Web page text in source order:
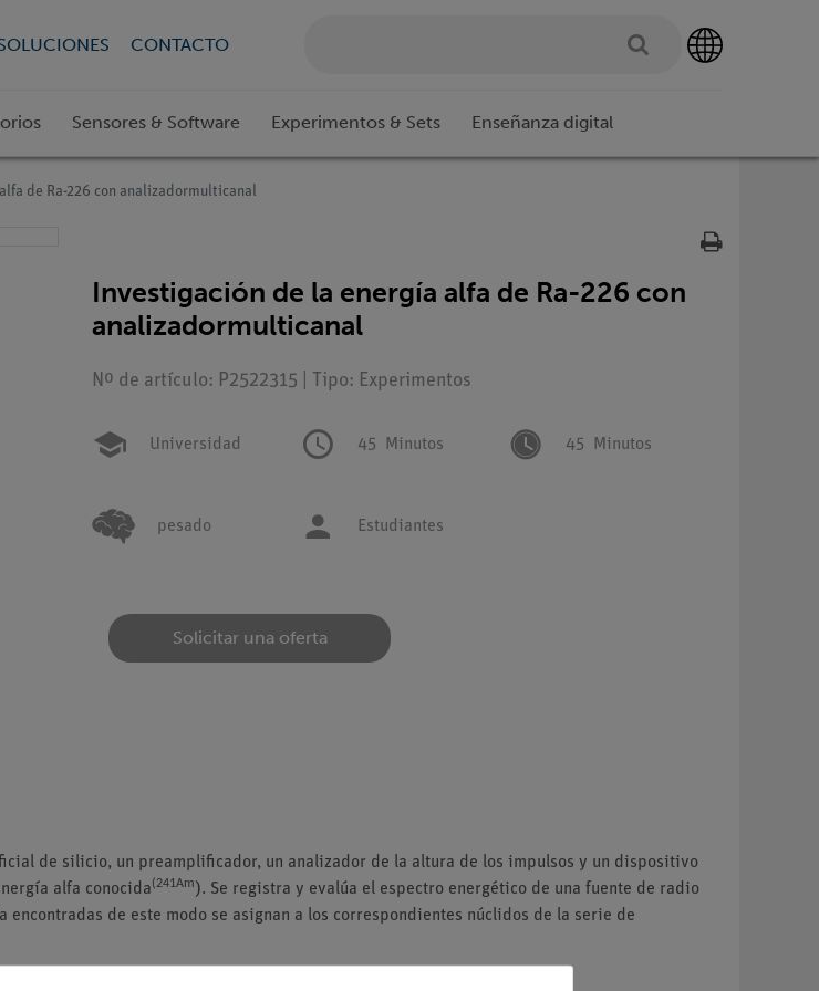
CONTACTO
Sensores & Software Experimentos & Sets Enseñanza digital
de Ra-226 con analizadormulticanal
Investigación de la energía alfa de Ra-226 con
analizadormulticanal
Nº de artículo: P2522315 | Tipo: Experimentos
Universidad 45 Minutos 45 Minutos
pesado Estudiantes
Solicitar una oferta
de silicio, un preamplificador, un analizador de la altura de los impulsos y un dispositivo
alfa conocida(241Am ). Se registra y evalúa el espectro energético de una fuente de radio
de este modo se asignan a los correspondientes núclidos de la serie de